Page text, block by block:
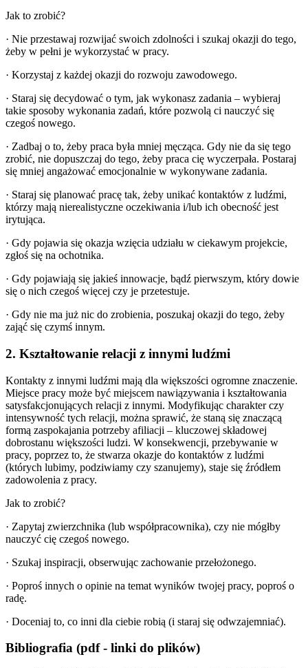
Jak to zrobić?
· Nie przestawaj rozwijać swoich zdolności i szukaj okazji do tego,
żeby w pełni je wykorzystać w pracy.
· Korzystaj z każdej okazji do rozwoju zawodowego.
· Staraj się decydować o tym, jak wykonasz zadania – wybieraj
takie sposoby wykonania zadań, które pozwolą ci nauczyć się
czegoś nowego.
· Zadbaj o to, żeby praca była mniej męcząca. Gdy nie da się tego
zrobić, nie dopuszczaj do tego, żeby praca cię wyczerpała. Postaraj
się mniej angażować emocjonalnie w wykonywane zadania.
· Staraj się planować pracę tak, żeby unikać kontaktów z ludźmi,
którzy mają nierealistyczne oczekiwania i/lub ich obecność jest
irytująca.
· Gdy pojawia się okazja wzięcia udziału w ciekawym projekcie,
zgłoś się na ochotnika.
· Gdy pojawiają się jakieś innowacje, bądź pierwszym, który dowie
się o nich czegoś więcej czy je przetestuje.
· Gdy nie ma już nic do zrobienia, poszukaj okazji do tego, żeby
zająć się czymś innym.
2. Kształtowanie relacji z innymi ludźmi
Kontakty z innymi ludźmi mają dla większości ogromne znaczenie.
Miejsce pracy może być miejscem nawiązywania i kształtowania
satysfakcjonujących relacji z innymi. Modyfikując charakter czy
intensywność tych relacji, można sprawić, że staną się znaczącą
formą zaspokajania potrzeby afiliacji – kluczowej składowej
dobrostanu większości ludzi. W konsekwencji, przebywanie w
pracy, poprzez to, że stwarza okazje do kontaktów z ludźmi
(których lubimy, podziwiamy czy szanujemy), staje się źródłem
zadowolenia z pracy.
Jak to zrobić?
· Zapytaj zwierzchnika (lub współpracownika), czy nie mógłby
nauczyć cię czegoś nowego.
· Szukaj inspiracji, obserwując zachowanie przełożonego.
· Poproś innych o opinie na temat wyników twojej pracy, poproś o
radę.
· Doceniaj to, co inni dla ciebie robią (i staraj się odwzajemniać).
Bibliografia (pdf - linki do plików)